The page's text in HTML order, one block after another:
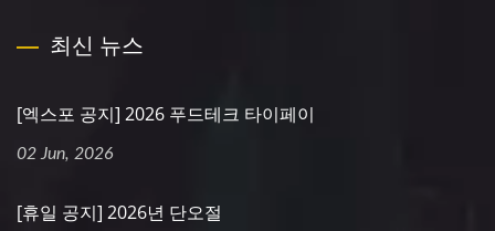
최신 뉴스
[엑스포 공지] 2026 푸드테크 타이페이
02 Jun, 2026
[휴일 공지] 2026년 단오절